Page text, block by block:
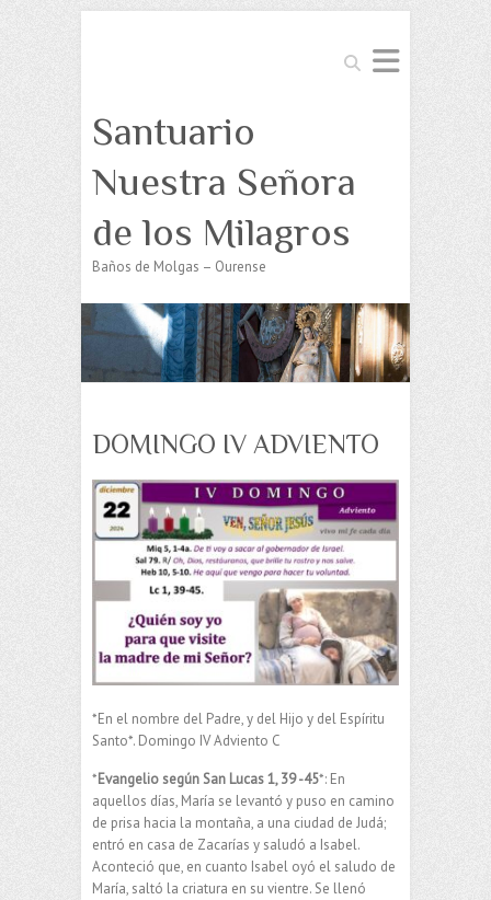
Buscar
Santuario
Nuestra Señora
de los Milagros
Baños de Molgas – Ourense
DOMINGO IV ADVIENTO
*En el nombre del Padre, y del Hijo y del Espíritu
Santo*. Domingo IV Adviento C
*Evangelio según San Lucas 1, 39 -45*: En
aquellos días, María se levantó y puso en camino
de prisa hacia la montaña, a una ciudad de Judá;
entró en casa de Zacarías y saludó a Isabel.
Aconteció que, en cuanto Isabel oyó el saludo de
María, saltó la criatura en su vientre. Se llenó